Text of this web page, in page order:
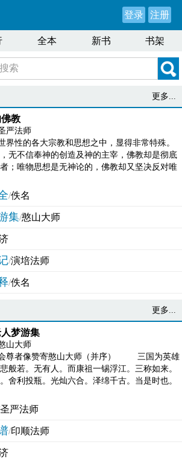
登录 注册
全本 新书 书架
更多...
教
严法师
界性的各大宗教和思想之中，显得非常特殊。
无不信奉神的创造及神的主宰，佛教却是彻底
；唯物思想是无神论的，佛教却又坚决反对唯
/佚名
集/憨山大师
/演培法师
/佚名
更多...
梦游集
山大师
尊者像赞寄憨山大师（并序） 三国为英雄
般若。无有人。而康祖一锡浮江。三称如来。
舍利投瓶。光灿六合。泽绵千古。当是时也。
圣严法师
/印顺法师